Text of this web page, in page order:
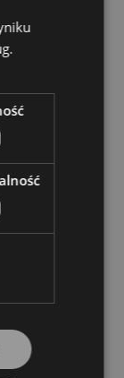
DO KOSZYKA
DO KOSZYKA